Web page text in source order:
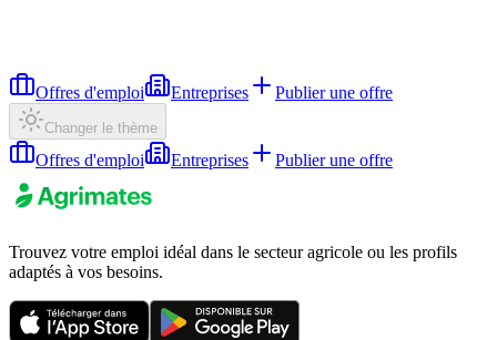
Offres d'emploi Entreprises Publier une offre
Changer le thème
Offres d'emploi Entreprises Publier une offre
Trouvez votre emploi idéal dans le secteur agricole ou les profils
adaptés à vos besoins.